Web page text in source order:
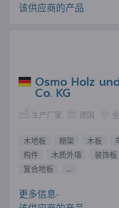
该供应商的产品
Osmo Holz
Co. KG
生产厂家 德国
木地板 棚架 木板
构件
木质外墙 装饰板
复合地板
...
更多信息-